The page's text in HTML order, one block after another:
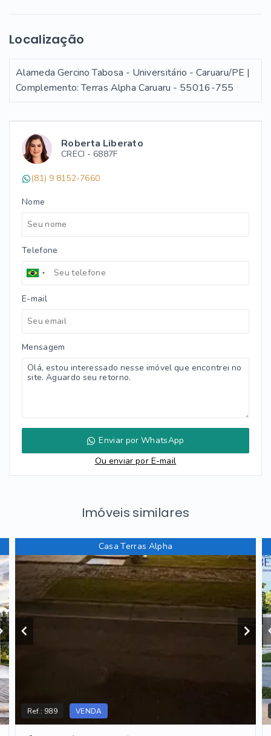
Roberta Liberato
CRECI - 6887F
(81) 9 8152-7660
Nome
Telefone
E-mail
Mensagem
Enviar por WhatsApp
Ou enviar por E-mail
Localização
Alameda Gercino Tabosa - Universitário - Caruaru/PE |
Complemento: Terras Alpha Caruaru - 55016-755
Imóveis similares
Casa Terras Alpha
Ref.: 989 VENDA